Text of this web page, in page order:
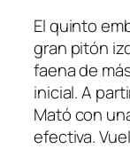
El quinto
gran pitón
faena de
inicial. A
Mató con
efectiva.